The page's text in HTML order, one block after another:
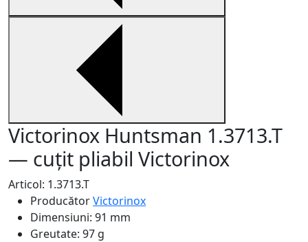
Victorinox Huntsman 1.3713.T
— cuțit pliabil Victorinox
Articol: 1.3713.T
ProducătorVictorinox
Dimensiuni: 91 mm
Greutate: 97 g